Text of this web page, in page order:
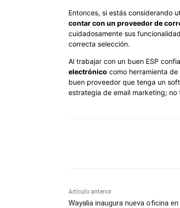
Entonces, si estás considerando
contar con un proveedor de
cuidadosamente sus
correcta selección.
Al trabajar con un buen ESP
electrónico como herramienta
buen proveedor que tenga un
estrategia de email marketing; no
Artículo anterior
Wayalia inaugura nueva oficina